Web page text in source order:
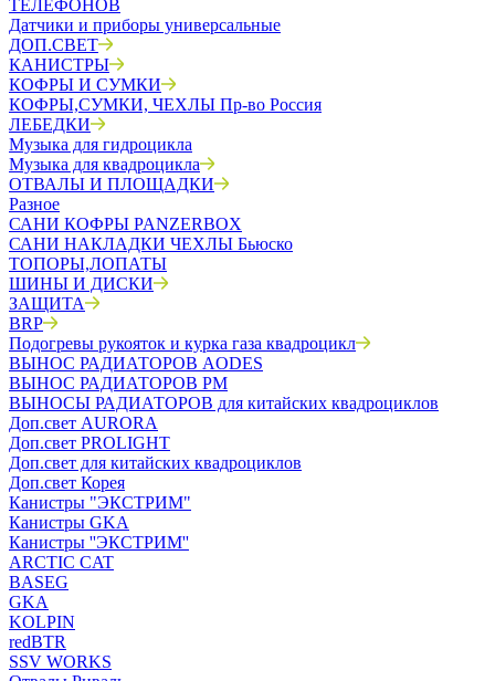
ТЕЛЕФОНОВ
Датчики и приборы универсальные
ДОП.СВЕТ
КАНИСТРЫ
КОФРЫ И СУМКИ
КОФРЫ,СУМКИ, ЧЕХЛЫ Пр-во Россия
ЛЕБЕДКИ
Музыка для гидроцикла
Музыка для квадроцикла
ОТВАЛЫ И ПЛОЩАДКИ
Разное
САНИ КОФРЫ PANZERBOX
САНИ НАКЛАДКИ ЧЕХЛЫ Бьюско
ТОПОРЫ,ЛОПАТЫ
ШИНЫ И ДИСКИ
ЗАЩИТА
BRP
Подогревы рукояток и курка газа квадроцикл
ВЫНОС РАДИАТОРОВ AODES
ВЫНОС РАДИАТОРОВ РМ
ВЫНОСЫ РАДИАТОРОВ для китайских квадроциклов
Доп.свет AURORA
Доп.свет PROLIGHT
Доп.свет для китайских квадроциклов
Доп.свет Корея
Канистры "ЭКСТРИМ"
Канистры GKA
Канистры ''ЭКСТРИМ''
ARCTIC CAT
BASEG
GKA
KOLPIN
redBTR
SSV WORKS